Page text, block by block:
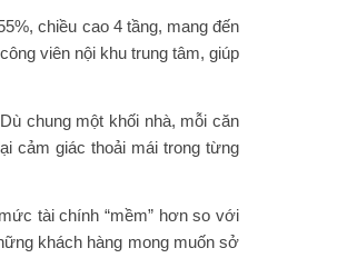
chiều cao 4 tầng, mang đến
viên nội khu trung tâm, giúp
chung một khối nhà, mỗi căn
cảm giác thoải mái trong từng
tài chính “mềm” hơn so với
khách hàng mong muốn sở